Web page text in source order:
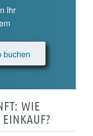
Ihr
buchen
WIE